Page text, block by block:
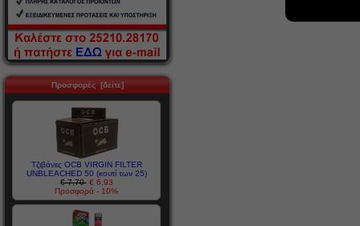
Προσφορές [δείτε]
Τζιβάνες OCB VIRGIN FILTER
UNBLEACHED 50 (κουτί των 25)
€ 7,70 € 6,93
Προσφορά - 10%